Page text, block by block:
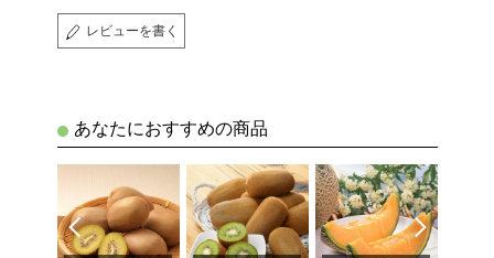
レビューを書く
あなたにおすすめの商品